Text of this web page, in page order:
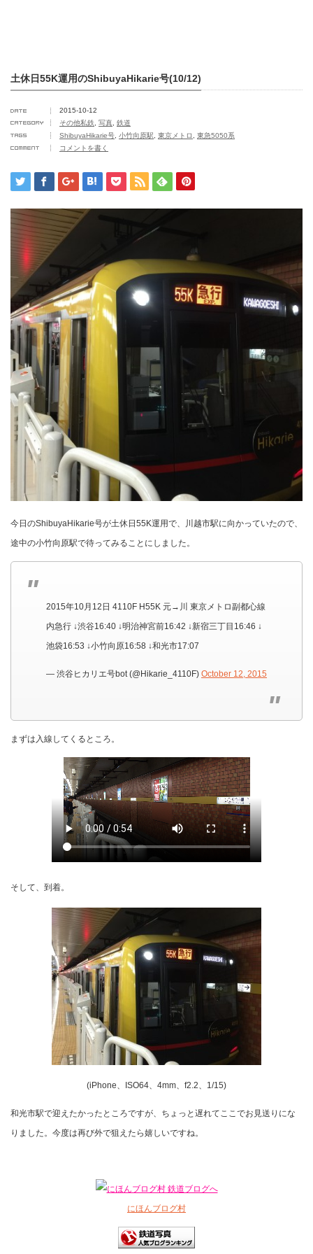
土休日55K運用のShibuyaHikarie号(10/12)
2015-10-12
その他私鉄 写真
鉄道
ShibuyaHikarie号 小竹向原駅 東京メトロ
東急5050系
コメントを書く
今日のShibuyaHikarie号が土休日55K運用で、川越市駅に向かっていたので、
途中の小竹向原駅で待ってみることにしました。
2015年10月12日 4110F H55K 元→川 東京メトロ副都心線
内急行 ↓渋谷16:40 ↓明治神宮前16:42 ↓新宿三丁目16:46 ↓
池袋16:53 ↓小竹向原16:58 ↓和光市17:07
— 渋谷ヒカリエ号bot (@Hikarie_4110F) October 12, 2015
まずは入線してくるところ。
そして、到着。
(iPhone、ISO64、4mm、f2.2、1/15)
和光市駅で迎えたかったところですが、ちょっと遅れてここでお見送りにな
りました。今度は再び外で狙えたら嬉しいですね。
にほんブログ村